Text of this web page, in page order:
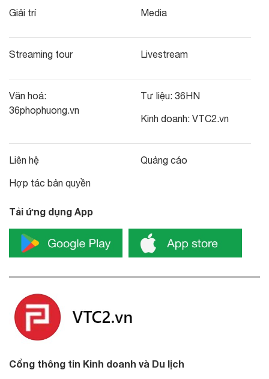
Giải trí Media
Streaming tour Livestream
Văn hoá:
36phophuong.vn
Tư liệu: 36HN
Kinh doanh: VTC2.vn
Liên hệ
Hợp tác bản quyền
Quảng cáo
Tải ứng dụng App
Cổng thông tin Kinh doanh và Du lịch